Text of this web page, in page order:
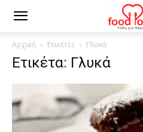
Αρχική Ετικέτες Γλυκά
Ετικέτα: Γλυκά